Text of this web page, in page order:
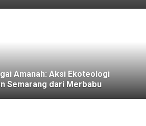
Amanah: Aksi Ekoteologi
Semarang dari Merbabu